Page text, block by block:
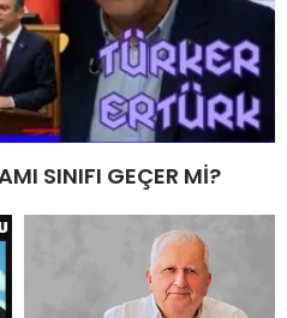
SINIFI GEÇER Mİ?